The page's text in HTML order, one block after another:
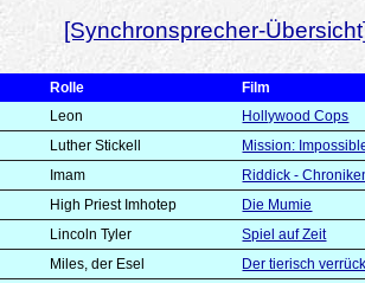
[Synchronsprecher-
Rolle
Film
Leon
Hollywood Cops
Luther Stickell
Mission:
Imam
Riddick -
High Priest Imhotep
Die Mumie
Lincoln Tyler
Spiel auf Zeit
Miles, der Esel
Der tierisch